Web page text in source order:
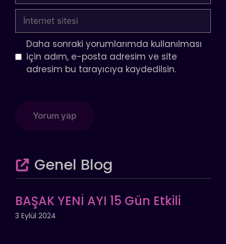
İnternet
sitesi
Daha sonraki yorumlarımda kullanılması
için adım, e-posta adresim ve site
adresim bu tarayıcıya kaydedilsin.
Genel Blog
BAŞAK YENİ AYI 15 Gün Etkili
3 Eylül 2024